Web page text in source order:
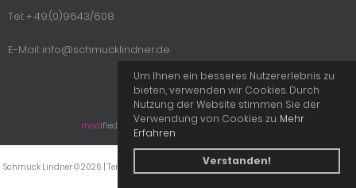
Tel: + 49.(0)9643/608
E-Mail: info@schmucklindner.de
Schmuck Lindner © 2026 | Template © 2009-2026 bymodified eCommerce Shopsoftware
modified eCommerce Shopsoftware © 2009-2026
Um Ihnen ein besseres Nutzererlebnis zu
bieten, verwenden wir Cookies. Durch
Nutzung der Website stimmen Sie der
Verwendung von Cookies zu. Mehr
Erfahren
Verstanden!